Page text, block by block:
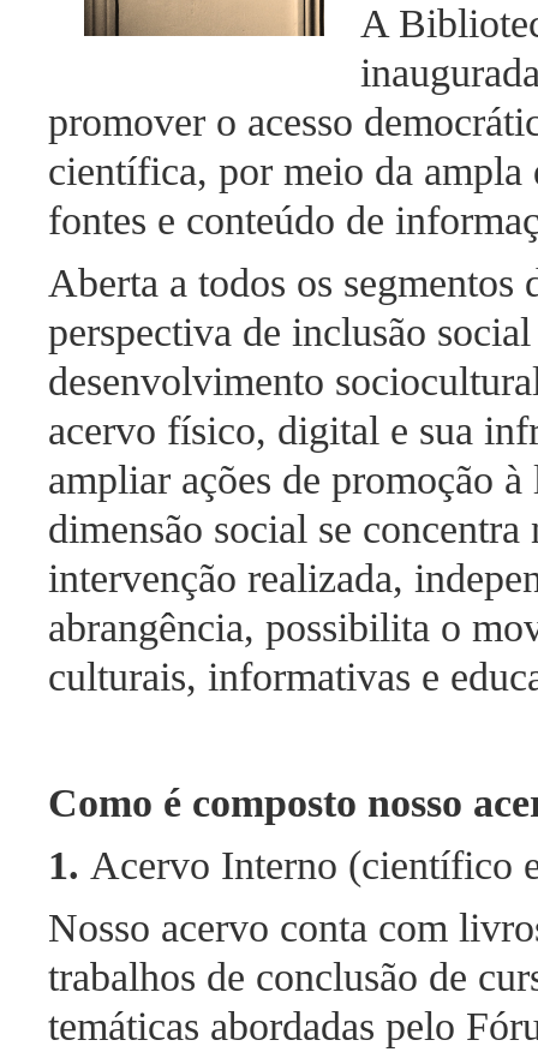
A
promover o acesso
científica, por meio da
fontes e conteúdo de
Aberta a todos os segmentos
perspectiva de inclusão
desenvolvimento
acervo físico, digital e sua
ampliar ações de promoção
dimensão social se
intervenção realizada,
abrangência, possibilita o
culturais, informativas e
Como é composto nosso
1. Acervo Interno (científico
Nosso acervo conta com
trabalhos de conclusão de
temáticas abordadas pelo